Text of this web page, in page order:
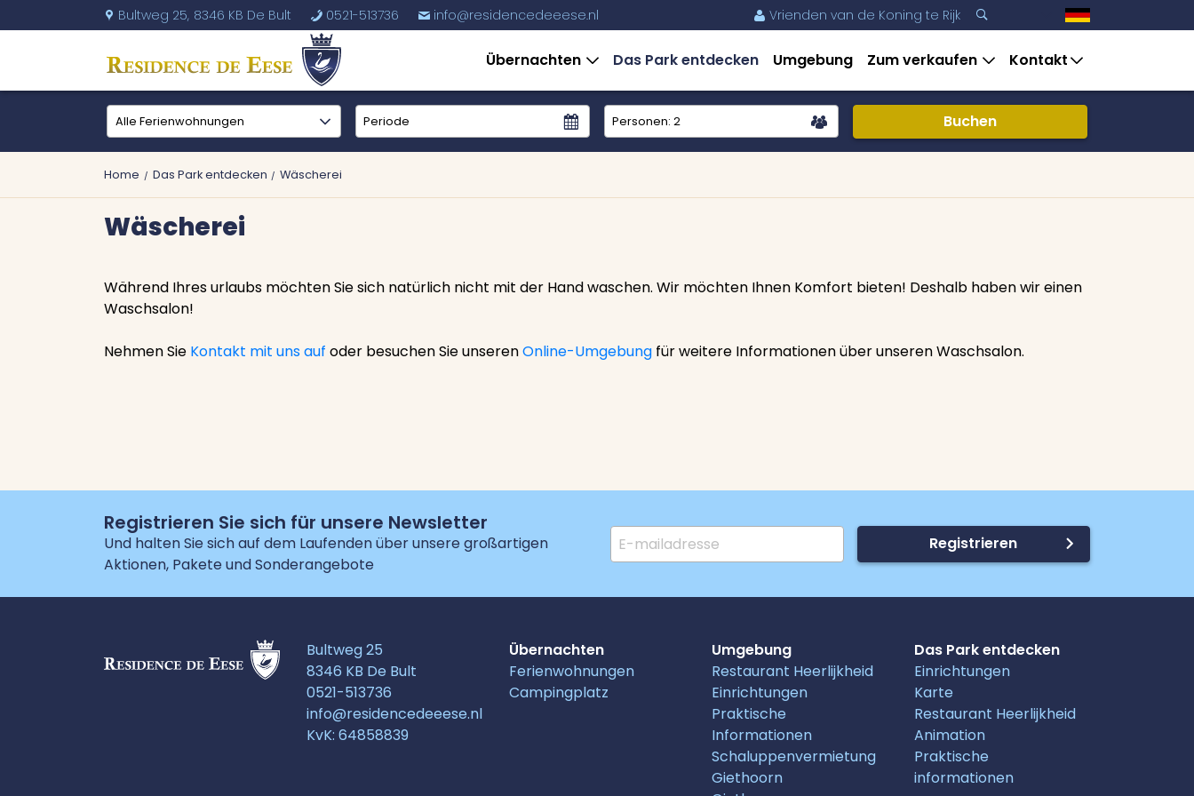
U Bultweg 25, 8346 KB De Bult b 0521-513736 % info@residencedeeese.nl m Vrienden van de Koning te Rijk 3
3
Übernachten Das Park entdecken Umgebung Zum verkaufen Kontakt
Personen: 2 Buchen
Home Das Park entdecken Wäscherei
Wäscherei
Während Ihres urlaubs möchten Sie sich natürlich nicht mit der Hand waschen. Wir möchten Ihnen Komfort bieten! Deshalb haben wir einen
Waschsalon!
Nehmen Sie Kontakt mit uns auf oder besuchen Sie unserenOnline-Umgebung für weitere Informationen über unseren Waschsalon.
Registrieren Sie sich für unsere Newsletter
Und halten Sie sich auf dem Laufenden über unsere großartigen
Aktionen, Pakete und Sonderangebote
Registrieren
Bultweg 25
8346 KB De Bult
0521-513736
info@residencedeeese.nl
KvK: 64858839
Übernachten
Ferienwohnungen
Campingplatz
Umgebung
Restaurant Heerlijkheid
Einrichtungen
Praktische
Informationen
Schaluppenvermietung
Giethoorn
Das Park entdecken
Einrichtungen
Karte
Restaurant Heerlijkheid
Animation
Praktische
informationen